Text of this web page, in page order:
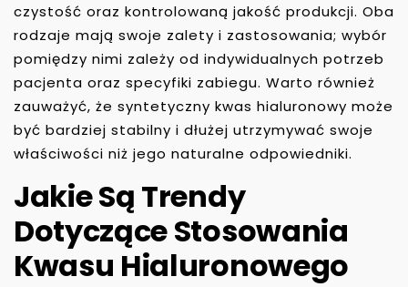
czystość oraz kontrolowaną jakość produkcji. Oba
rodzaje mają swoje zalety i zastosowania; wybór
pomiędzy nimi zależy od indywidualnych potrzeb
pacjenta oraz specyfiki zabiegu. Warto również
zauważyć, że syntetyczny kwas hialuronowy może
być bardziej stabilny i dłużej utrzymywać swoje
właściwości niż jego naturalne odpowiedniki.
Jakie Są Trendy
Dotyczące Stosowania
Kwasu Hialuronowego